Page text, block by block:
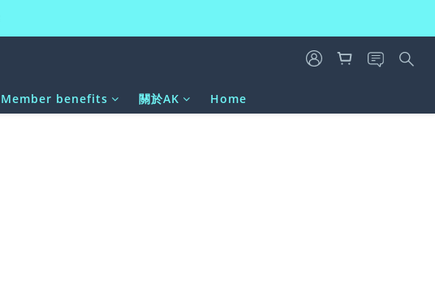
Member benefits 關於AK Home